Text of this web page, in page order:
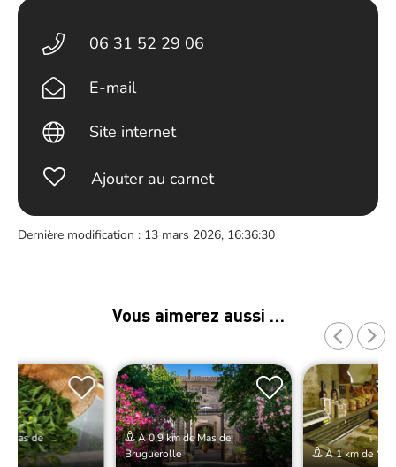
06 31 52 29 06
E-mail
Site internet
Ajouter au carnet
Dernière modification : 13 mars 2026, 16:36:30
Vous aimerez aussi …
Mas de
À 0.9 km de Mas de
Bruguerolle
À 1 km de